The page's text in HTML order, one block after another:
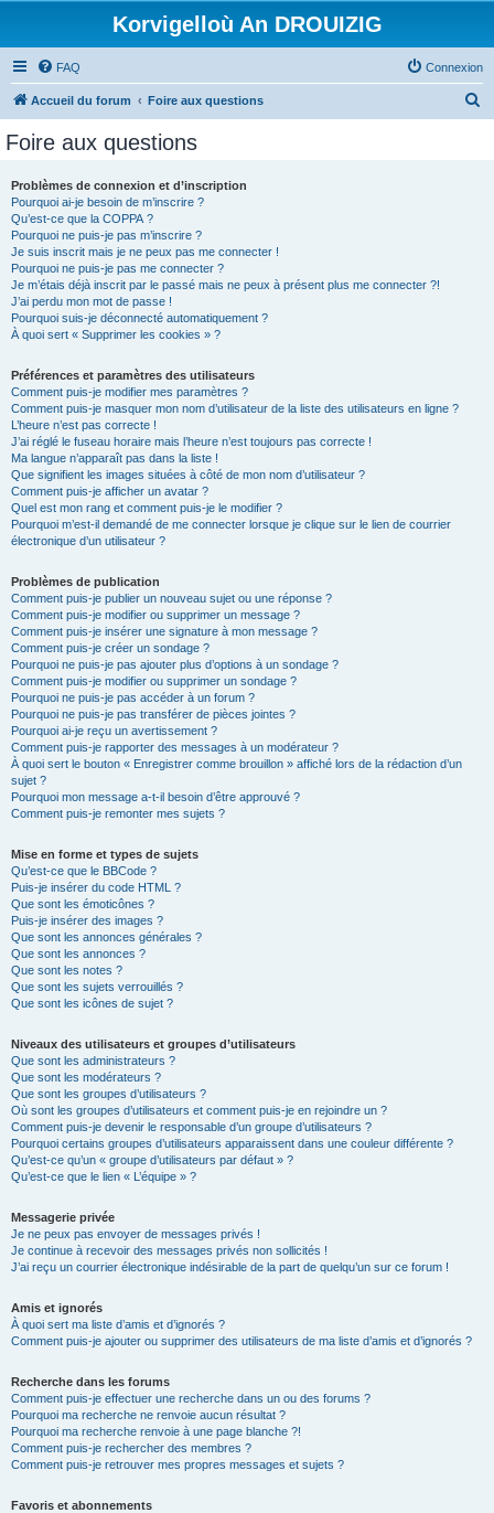
Korvigelloù An DROUIZIG
FAQ Connexion
Accueil du forum Foire aux questions
Foire aux questions
Problèmes de connexion et d’inscription
Pourquoi ai-je besoin de m’inscrire ?
Qu’est-ce que la COPPA ?
Pourquoi ne puis-je pas m’inscrire ?
Je suis inscrit mais je ne peux pas me connecter !
Pourquoi ne puis-je pas me connecter ?
Je m’étais déjà inscrit par le passé mais ne peux à présent plus me connecter ?!
J’ai perdu mon mot de passe !
Pourquoi suis-je déconnecté automatiquement ?
À quoi sert « Supprimer les cookies » ?
Préférences et paramètres des utilisateurs
Comment puis-je modifier mes paramètres ?
Comment puis-je masquer mon nom d’utilisateur de la liste des utilisateurs en ligne ?
L’heure n’est pas correcte !
J’ai réglé le fuseau horaire mais l’heure n’est toujours pas correcte !
Ma langue n’apparaît pas dans la liste !
Que signifient les images situées à côté de mon nom d’utilisateur ?
Comment puis-je afficher un avatar ?
Quel est mon rang et comment puis-je le modifier ?
Pourquoi m’est-il demandé de me connecter lorsque je clique sur le lien de courrier
électronique d’un utilisateur ?
Problèmes de publication
Comment puis-je publier un nouveau sujet ou une réponse ?
Comment puis-je modifier ou supprimer un message ?
Comment puis-je insérer une signature à mon message ?
Comment puis-je créer un sondage ?
Pourquoi ne puis-je pas ajouter plus d’options à un sondage ?
Comment puis-je modifier ou supprimer un sondage ?
Pourquoi ne puis-je pas accéder à un forum ?
Pourquoi ne puis-je pas transférer de pièces jointes ?
Pourquoi ai-je reçu un avertissement ?
Comment puis-je rapporter des messages à un modérateur ?
À quoi sert le bouton « Enregistrer comme brouillon » affiché lors de la rédaction d’un
sujet ?
Pourquoi mon message a-t-il besoin d’être approuvé ?
Comment puis-je remonter mes sujets ?
Mise en forme et types de sujets
Qu’est-ce que le BBCode ?
Puis-je insérer du code HTML ?
Que sont les émoticônes ?
Puis-je insérer des images ?
Que sont les annonces générales ?
Que sont les annonces ?
Que sont les notes ?
Que sont les sujets verrouillés ?
Que sont les icônes de sujet ?
Niveaux des utilisateurs et groupes d’utilisateurs
Que sont les administrateurs ?
Que sont les modérateurs ?
Que sont les groupes d’utilisateurs ?
Où sont les groupes d’utilisateurs et comment puis-je en rejoindre un ?
Comment puis-je devenir le responsable d’un groupe d’utilisateurs ?
Pourquoi certains groupes d’utilisateurs apparaissent dans une couleur différente ?
Qu’est-ce qu’un « groupe d’utilisateurs par défaut » ?
Qu’est-ce que le lien « L’équipe » ?
Messagerie privée
Je ne peux pas envoyer de messages privés !
Je continue à recevoir des messages privés non sollicités !
J’ai reçu un courrier électronique indésirable de la part de quelqu’un sur ce forum !
Amis et ignorés
À quoi sert ma liste d’amis et d’ignorés ?
Comment puis-je ajouter ou supprimer des utilisateurs de ma liste d’amis et d’ignorés ?
Recherche dans les forums
Comment puis-je effectuer une recherche dans un ou des forums ?
Pourquoi ma recherche ne renvoie aucun résultat ?
Pourquoi ma recherche renvoie à une page blanche ?!
Comment puis-je rechercher des membres ?
Comment puis-je retrouver mes propres messages et sujets ?
Favoris et abonnements